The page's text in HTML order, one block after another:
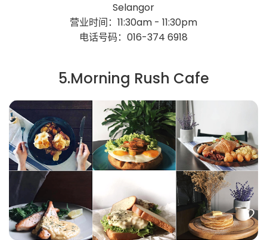
Selangor
营业时间：11:30am - 11:30pm
电话号码：016-374 6918
5.Morning Rush Cafe